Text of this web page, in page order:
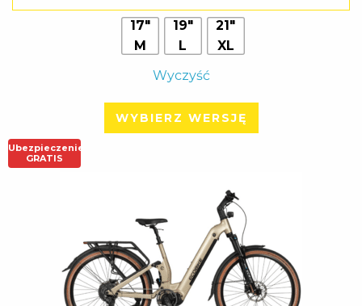
17"
M
19"
L
21"
XL
Wyczyść
WYBIERZ WERSJĘ
Ubezpieczenie
GRATIS